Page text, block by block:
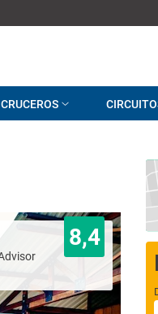
CRUCEROS
8,4